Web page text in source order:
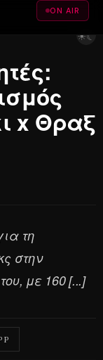
ON AIR
☀☾
x Θραξ
τη
στην
με 160 [...]